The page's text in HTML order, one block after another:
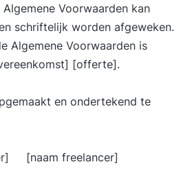
Voorwaarden kan
schriftelijk worden afgeweken.
Algemene Voorwaarden is
[offerte].
en ondertekend te
[naam freelancer]